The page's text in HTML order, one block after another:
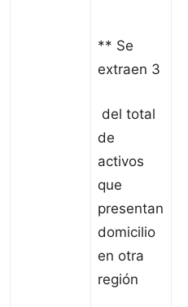
** Se
extraen 3
del total
de
activos
que
presentan
domicilio
en otra
región